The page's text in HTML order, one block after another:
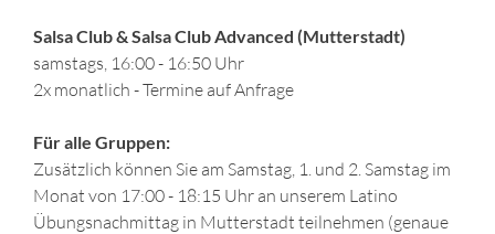
Salsa Club & Salsa Club Advanced (Mutterstadt)
samstags, 16:00 - 16:50 Uhr
2x monatlich - Termine auf Anfrage
Für alle Gruppen:
Zusätzlich können Sie am Samstag, 1. und 2. Samstag im
Monat von 17:00 - 18:15 Uhr an unserem Latino
Übungsnachmittag in Mutterstadt teilnehmen (genaue